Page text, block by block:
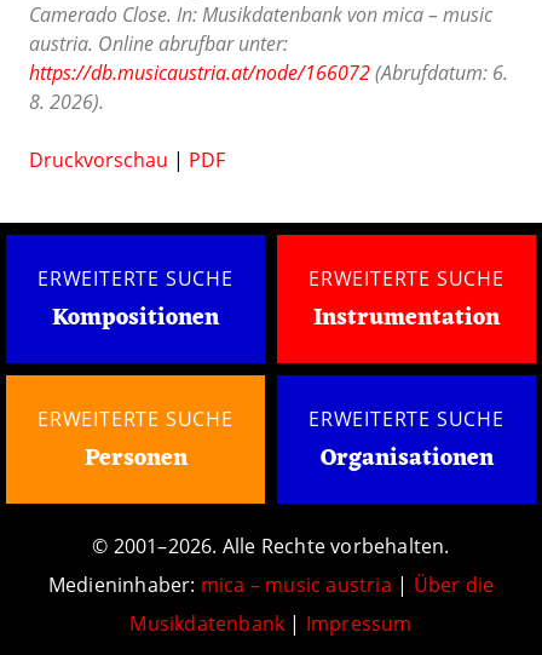
Camerado Close. In: Musikdatenbank von mica – music
austria. Online abrufbar unter:
https://db.musicaustria.at/node/166072(Abrufdatum: 6.
8. 2026).
Druckvorschau | PDF
ERWEITERTE SUCHE
Kompositionen
ERWEITERTE SUCHE
Instrumentation
ERWEITERTE SUCHE
Personen
ERWEITERTE SUCHE
Organisationen
© 2001–2026. Alle Rechte vorbehalten.
Medieninhaber: mica – music austria | Über die
Musikdatenbank | Impressum